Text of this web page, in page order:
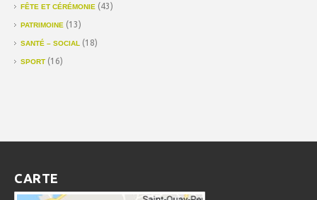
FÊTE ET CÉRÉMONIE (43)
PATRIMOINE (13)
SANTÉ – SOCIAL (18)
SPORT (16)
CARTE